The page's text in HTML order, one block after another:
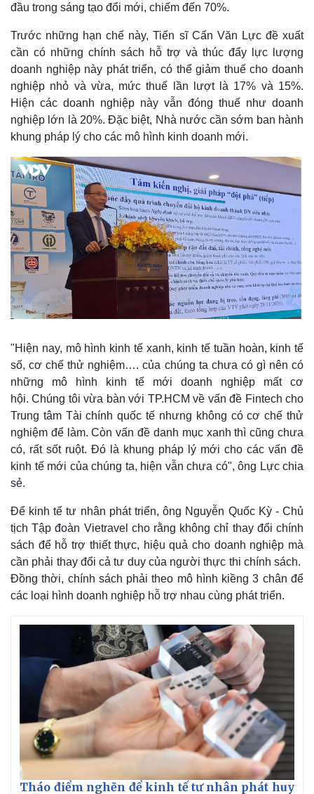
Infographic
đầu trong sáng tạo đổi mới, chiếm đến 70%.
Trước những hạn chế này, Tiến sĩ Cấn Văn Lực đề xuất
cần có những chính sách hỗ trợ và thúc đẩy lực lượng
doanh nghiệp này phát triển, có thể giảm thuế cho doanh
nghiệp nhỏ và vừa, mức thuế lần lượt là 17% và 15%.
Hiện các doanh nghiệp này vẫn đóng thuế như doanh
nghiệp lớn là 20%. Đặc biệt, Nhà nước cần sớm ban hành
khung pháp lý cho các mô hình kinh doanh mới.
"Hiện nay, mô hình kinh tế xanh, kinh tế tuần hoàn, kinh tế
số, cơ chế thử nghiệm…. của chúng ta chưa có gì nên có
những mô hình kinh tế mới doanh nghiệp mất cơ
hội. Chúng tôi vừa bàn với TP.HCM về vấn đề Fintech cho
Trung tâm Tài chính quốc tế nhưng không có cơ chế thử
nghiệm để làm. Còn vấn đề danh mục xanh thì cũng chưa
có, rất sốt ruột. Đó là khung pháp lý mới cho các vấn đề
kinh tế mới của chúng ta, hiện vẫn chưa có", ông Lực chia
sẻ.
Để kinh tế tư nhân phát triển, ông Nguyễn Quốc Kỳ - Chủ
tịch Tập đoàn Vietravel cho rằng không chỉ thay đổi chính
sách để hỗ trợ thiết thực, hiệu quả cho doanh nghiệp mà
cần phải thay đổi cả tư duy của người thực thi chính sách.
Đồng thời, chính sách phải theo mô hình kiềng 3 chân để
các loại hình doanh nghiệp hỗ trợ nhau cùng phát triển.
Tháo điểm nghẽn để kinh tế tư nhân phát huy